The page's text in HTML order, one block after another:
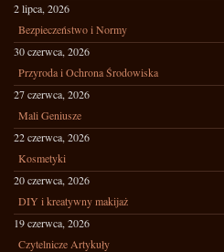
2 lipca, 2026
Bezpieczeństwo i Normy
30 czerwca, 2026
Przyroda i Ochrona Środowiska
27 czerwca, 2026
Mali Geniusze
22 czerwca, 2026
Kosmetyki
20 czerwca, 2026
DIY i kreatywny makijaż
19 czerwca, 2026
Czytelnicze Artykuły